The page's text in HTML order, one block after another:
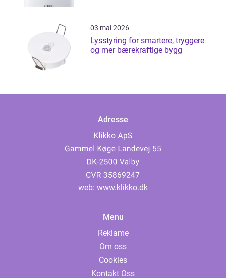
03 mai 2026
Lysstyring for smartere, tryggere
og mer bærekraftige bygg
Adresse
web: www.klikko.dk
Menu
Reklame
Om oss
Cookies
Kontakt Oss